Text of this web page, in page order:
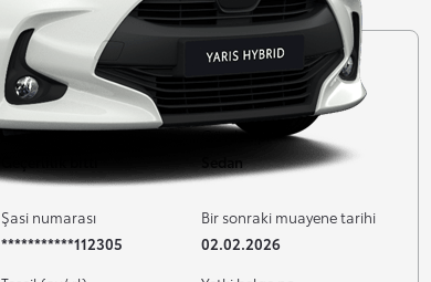
Yakıt
Benzin
Şanzıman
Otomatik
Distribütör garantisi
Gövde tipi
Sedan
Şasi numarası
***********112305
Bir sonraki muayene tarihi
02.02.2026